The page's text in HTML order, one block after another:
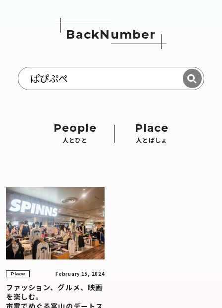
BackN umber
People
人とひと
Place
人とばしょ
Place February 15, 2024
ファッション、グルメ、映画
を楽しむ。
市電でめぐる富山のデートス